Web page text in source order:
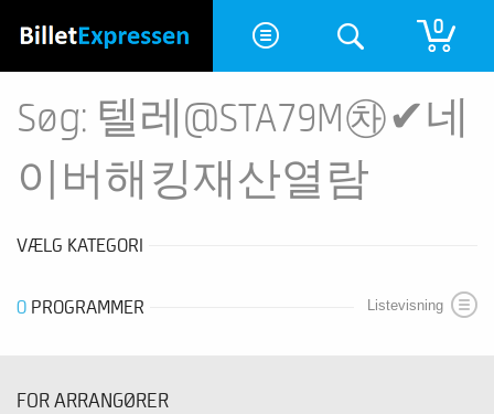
0
Søg: 텔레@STA79M㉷✔네
이버해킹재산열람
VÆLG KATEGORI
0 PROGRAMMER Listevisning
FOR ARRANGØRER